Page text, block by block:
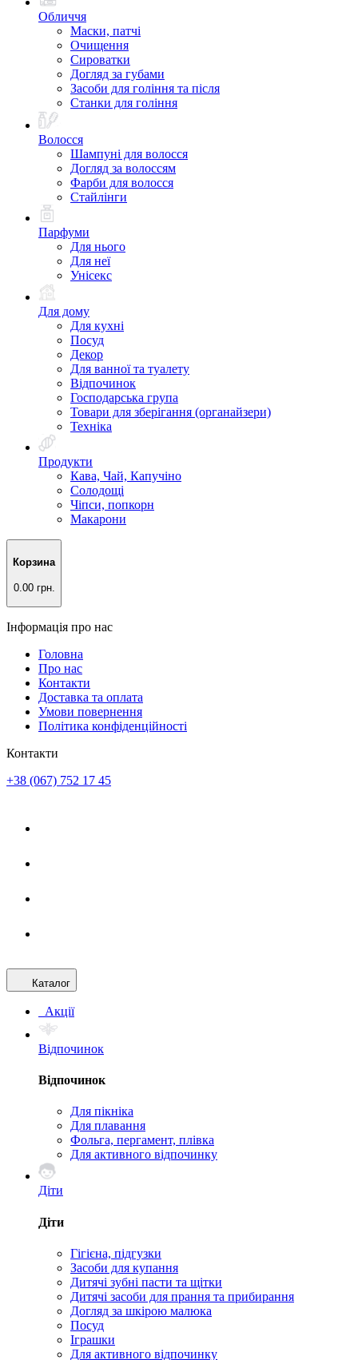
Обличчя
Маски, патчі
Очищення
Сироватки
Догляд за губами
Засоби для гоління та після
Станки для гоління
Волосся
Шампуні для волосся
Догляд за волоссям
Фарби для волосся
Стайлінги
Парфуми
Для нього
Для неї
Унісекс
Для дому
Для кухні
Посуд
Декор
Для ванної та туалету
Відпочинок
Господарська група
Товари для зберігання (органайзери)
Техніка
Продукти
Кава, Чай, Капучіно
Солодощі
Чіпси, попкорн
Макарони
Корзина
0.00 грн.
Інформація про нас
Головна
Про нас
Контакти
Доставка та оплата
Умови повернення
Політика конфіденційності
Контакти
+38 (067) 752 17 45
Каталог
Акції
Відпочинок
Відпочинок
Для пікніка
Для плавання
Фольга, пергамент, плівка
Для активного відпочинку
Діти
Діти
Гігієна, підгузки
Засоби для купання
Дитячі зубні пасти та щітки
Дитячі засоби для прання та прибирання
Догляд за шкірою малюка
Посуд
Іграшки
Для активного відпочинку